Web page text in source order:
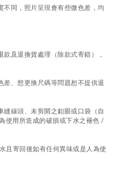
不同，照片呈現會有些微色差，均
及退換貨處理（除款式寄錯），
差、想更換尺碼等問題恕不提供退
線頭、未剪開之釦眼或口袋（自
使用所造成的破損或下水之褪色 /
且 寄回後如有任何異味或是人為使